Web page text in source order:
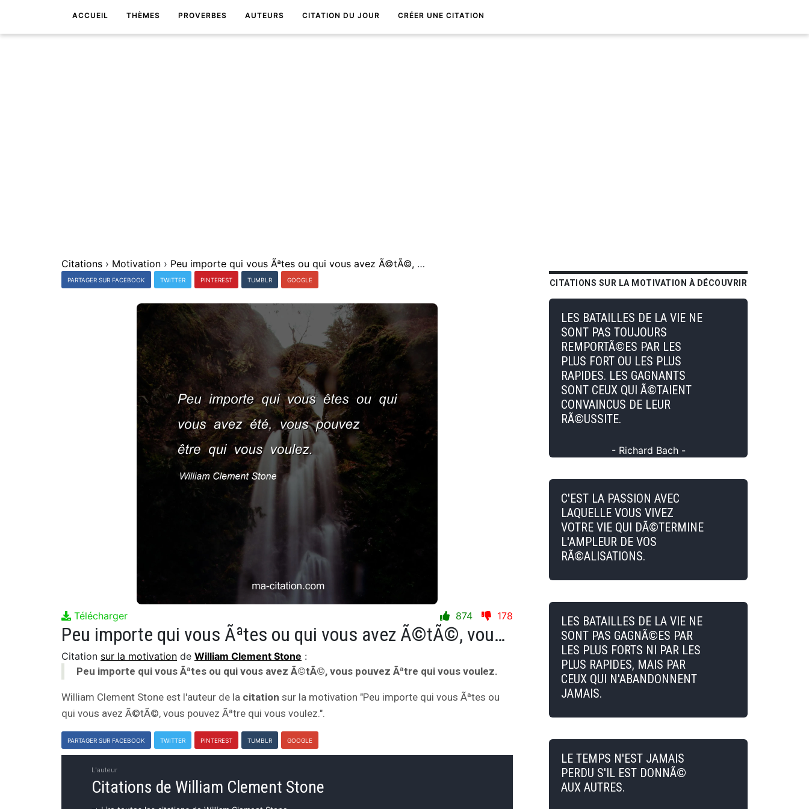
ACCUEIL THÈMES PROVERBES AUTEURS CITATION DU JOUR CRÉER UNE CITATION
Citations › Motivation › Peu importe qui vous Ãªtes ou qui vous avez Ã©tÃ©, vous pouvez Ãªtre qui vous voulez.
PARTAGER SUR FACEBOOK TWITTER PINTEREST TUMBLR GOOGLE
Télécharger 874 178
Peu importe qui vous Ãªtes ou qui vous avez Ã©tÃ©, vous pouvez Ãªtre qui vous voulez.
Citation sur la motivation de William Clement Stone :
Peu importe qui vous Ãªtes ou qui vous avez Ã©tÃ©, vous pouvez Ãªtre qui vous voulez.
William Clement Stone est l'auteur de la citation sur la motivation "Peu importe qui vous Ãªtes ou
qui vous avez Ã©tÃ©, vous pouvez Ãªtre qui vous voulez.".
PARTAGER SUR FACEBOOK TWITTER PINTEREST TUMBLR GOOGLE
L'auteur
Citations de William Clement Stone
CITATIONS SUR LA MOTIVATION À DÉCOUVRIR
LES BATAILLES DE LA VIE NE
SONT PAS TOUJOURS
REMPORTÃ©ES PAR LES
PLUS FORT OU LES PLUS
RAPIDES. LES GAGNANTS
SONT CEUX QUI Ã©TAIENT
CONVAINCUS DE LEUR
RÃ©USSITE.
- Richard Bach -
C'EST LA PASSION AVEC
LAQUELLE VOUS VIVEZ
VOTRE VIE QUI DÃ©TERMINE
L'AMPLEUR DE VOS
RÃ©ALISATIONS.
LES BATAILLES DE LA VIE NE
SONT PAS GAGNÃ©ES PAR
LES PLUS FORTS NI PAR LES
PLUS RAPIDES, MAIS PAR
CEUX QUI N'ABANDONNENT
JAMAIS.
LE TEMPS N'EST JAMAIS
PERDU S'IL EST DONNÃ©
AUX AUTRES.